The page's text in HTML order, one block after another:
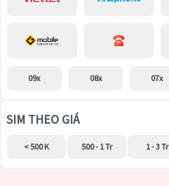
09x 08x 07x
SIM THEO GIÁ
< 500 K 500 - 1 Tr 1 - 3 Tr